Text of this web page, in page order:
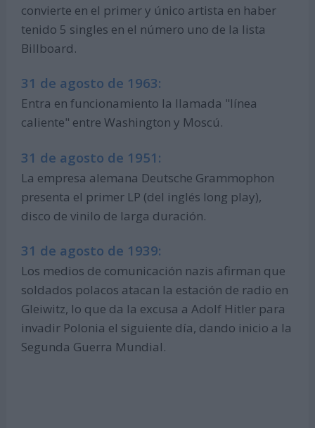
convierte en el primer y único artista en haber
tenido 5 singles en el número uno de la lista
Billboard.
31 de agosto de 1963:
Entra en funcionamiento la llamada "línea
caliente" entre Washington y Moscú.
31 de agosto de 1951:
La empresa alemana Deutsche Grammophon
presenta el primer LP (del inglés long play),
disco de vinilo de larga duración.
31 de agosto de 1939:
Los medios de comunicación nazis afirman que
soldados polacos atacan la estación de radio en
Gleiwitz, lo que da la excusa a Adolf Hitler para
invadir Polonia el siguiente día, dando inicio a la
Segunda Guerra Mundial.